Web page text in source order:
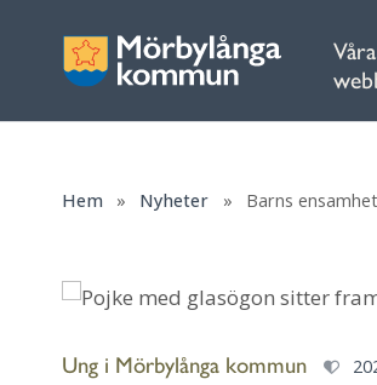
Hem » Nyheter » Barns
Ung i Mörbylånga kommun